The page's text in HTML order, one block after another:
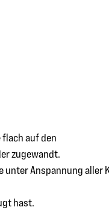
flach auf den
zugewandt.
Anspannung aller
hast.